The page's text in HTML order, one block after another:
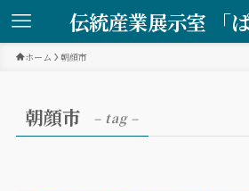
伝統産業展示室 「ぱ
ホーム 朝顔市
朝顔市 – tag –